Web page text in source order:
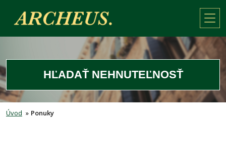
HĽADAŤ NEHNUTEĽNOSŤ
Úvod » Ponuky